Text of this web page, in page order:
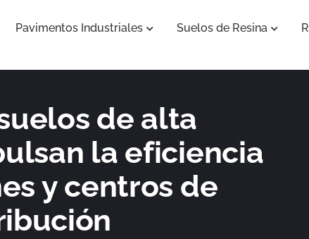
Pavimentos Industriales Abrir Pavimentos Industriales
Suelos de Resina Abrir
de alta
la eficiencia
y centros de